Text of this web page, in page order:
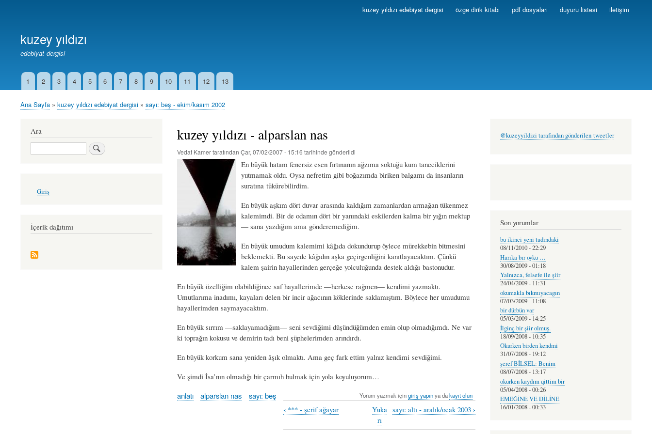
kuzey yıldızı edebiyat dergisi özge dirik kitabı pdf dosyaları duyuru listesi iletişim
kuzey yıldızı
edebiyat dergisi
İkincil1 2 3 4 5 6 7 8 9 10 11 12 13
Sayfa
Ana Sayfa kuzey yıldızı edebiyat dergisi sayı: beş - ekim/kasım 2002
kuzey yıldızı - alparslan nas
Vedat Kamertarafından Çar, 07/02/2007 - 15:16 tarihinde gönderildi
En büyük hatam fenersiz esen fırtınanın ağzıma soktuğu kum taneciklerini
yutmamak oldu. Oysa nefretim gibi boğazımda biriken balgamı da insanların
suratına tükürebilirdim.
En büyük aşkım dört duvar arasında kaldığım zamanlardan armağan tükenmez
kalemimdi. Bir de odamın dört bir yanındaki eskilerden kalma bir yığın mektup
— sana yazdığım ama gönderemediğim.
En büyük umudum kalemimi kâğıda dokundurup öylece mürekkebin bitmesini
beklemekti. Bu sayede kâğıdın aşka geçirgenliğini kanıtlayacaktım. Çünkü
kalem şairin hayallerinden gerçeğe yolculuğunda destek aldığı bastonudur.
En büyük özelliğim olabildiğince saf hayallerimde —herkese rağmen— kendimi yazmaktı.
Umutlarıma inadımı, kayaları delen bir incir ağacının köklerinde saklamıştım. Böylece her umudumu
hayallerimden saymayacaktım.
En büyük sırrım —saklayamadığım— seni sevdiğimi düşündüğümden emin olup olmadığımdı. Ne var
ki toprağın kokusu ve demirin tadı beni şüphelerimden arındırdı.
En büyük korkum sana yeniden âşık olmaktı. Ama geç fark ettim yalnız kendimi sevdiğimi.
Ve şimdi İsa’nın olmadığı bir çarmıh bulmak için yola koyuluyorum…
anlatı alparslan nas sayı: beş Yorum yazmak içingiriş yapınya dakayıt olun
‹ *** - şerif ağayar
Yuka
rı
sayı: altı - aralık/ocak 2003 ›
Ara
Ara
account
Giriş
İçerik dağıtımı
@kuzeyyildizi tarafından gönderilen tweetler
Son yorumlar
bu ikinci yeni tadındaki
08/11/2010 - 22:29
Harıka bır oyku …
30/08/2009 - 01:18
Yalnızca, felsefe ile şiir
24/04/2009 - 11:31
okumakla bıkmıyacagın
07/03/2009 - 11:08
bir dürbün var
05/03/2009 - 14:25
İlginç bir şiir olmuş.
18/09/2008 - 10:35
Okurken birden kendmi
31/07/2008 - 19:12
şeref BİLSEL: Benim
08/07/2008 - 13:17
okurken kaydım qittim bir
05/04/2008 - 00:26
EMEĞİNE VE DİLİNE
16/01/2008 - 00:33